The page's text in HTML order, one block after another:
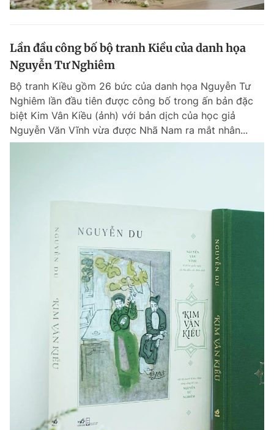
Lần đầu công bố bộ tranh Kiều của danh họa
Nguyễn Tư Nghiêm
Bộ tranh Kiều gồm 26 bức của danh họa Nguyễn Tư
Nghiêm lần đầu tiên được công bố trong ấn bản đặc
biệt Kim Vân Kiều (ảnh) với bản dịch của học giả
Nguyễn Văn Vĩnh vừa được Nhã Nam ra mắt nhân...